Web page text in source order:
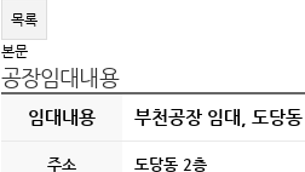
목록
본문
공장임대내용
임대내용 부천공장 임대, 도당
주소 도당동 2층